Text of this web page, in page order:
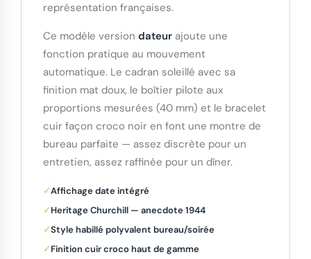
représentation françaises.
Ce modèle version dateur ajoute une
fonction pratique au mouvement
automatique. Le cadran soleillé avec sa
finition mat doux, le boîtier pilote aux
proportions mesurées (40 mm) et le bracelet
cuir façon croco noir en font une montre de
bureau parfaite — assez discrète pour un
entretien, assez raffinée pour un dîner.
Affichage date intégré
Heritage Churchill — anecdote 1944
Style habillé polyvalent bureau/soirée
Finition cuir croco haut de gamme